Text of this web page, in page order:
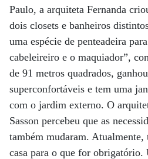
Paulo, a arquiteta Fernanda
dois closets e banheiros
uma espécie de penteadeira
cabeleireiro e o maquiador”,
de 91 metros quadrados,
superconfortáveis e tem uma
com o jardim externo. O
Sasson percebeu que as
também mudaram. Atualmente,
casa para o que for obrigatório.